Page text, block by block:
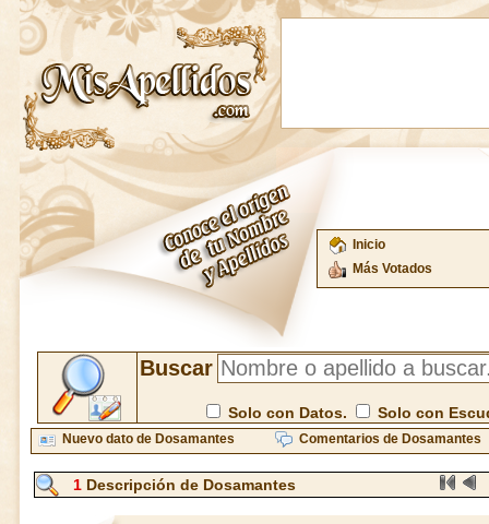
Inicio
Más Votados
Buscar
Solo con Datos. Solo con
Nuevo dato de Dosamantes Comentarios de Dosamantes
1 Descripción de Dosamantes